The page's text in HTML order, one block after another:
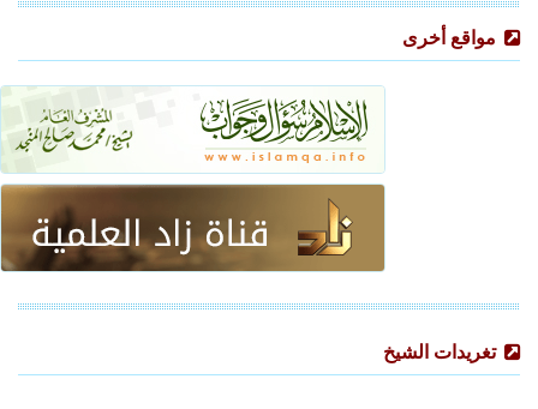
مواقع أخرى
تغريدات الشيخ